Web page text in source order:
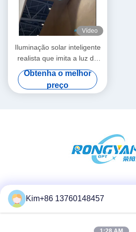
Vídeo
Iluminação solar inteligente
realista que imita a luz do
dia com aplicativo de
controle de voz Voltagem
Obtenha o melhor
preço
Kim+86 13760148457